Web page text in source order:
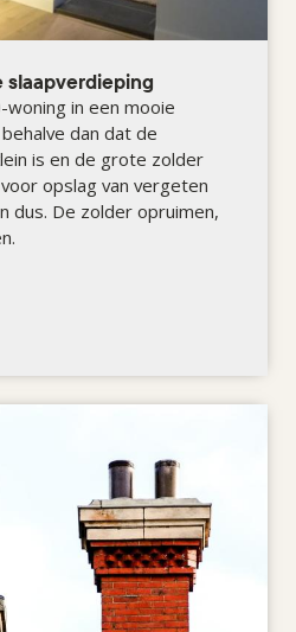
slaapverdieping
in een mooie
dan dat de
is en de grote zolder
opslag van vergeten
dus. De zolder opruimen,